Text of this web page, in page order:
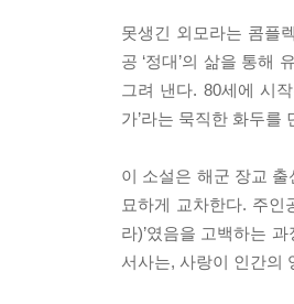
못생긴 외모라는 콤플
공 ‘정대’의 삶을 통해
그려 낸다. 80세에 시
가’라는 묵직한 화두를
이 소설은 해군 장교
묘하게 교차한다. 주인
라)’였음을 고백하는
서사는, 사랑이 인간의